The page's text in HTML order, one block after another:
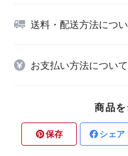
送料・配送方法につ
お支払い方法について
商品を
保存 シェア